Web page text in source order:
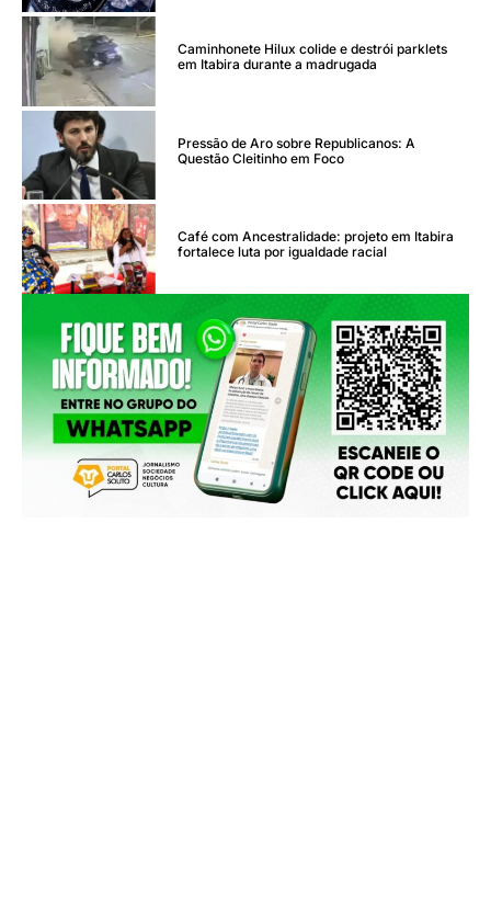
Caminhonete Hilux colide e destrói parklets
em Itabira durante a madrugada
Pressão de Aro sobre Republicanos: A
Questão Cleitinho em Foco
Café com Ancestralidade: projeto em Itabira
fortalece luta por igualdade racial